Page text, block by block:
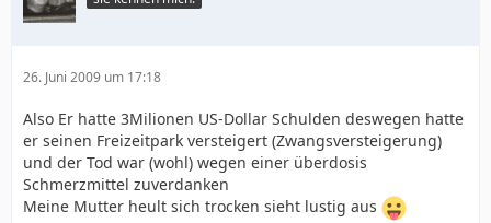
26. Juni 2009 um 17:18
Also Er hatte 3Milionen US-Dollar Schulden deswegen hatte
er seinen Freizeitpark versteigert (Zwangsversteigerung)
und der Tod war (wohl) wegen einer überdosis
Schmerzmittel zuverdanken
Meine Mutter heult sich trocken sieht lustig aus